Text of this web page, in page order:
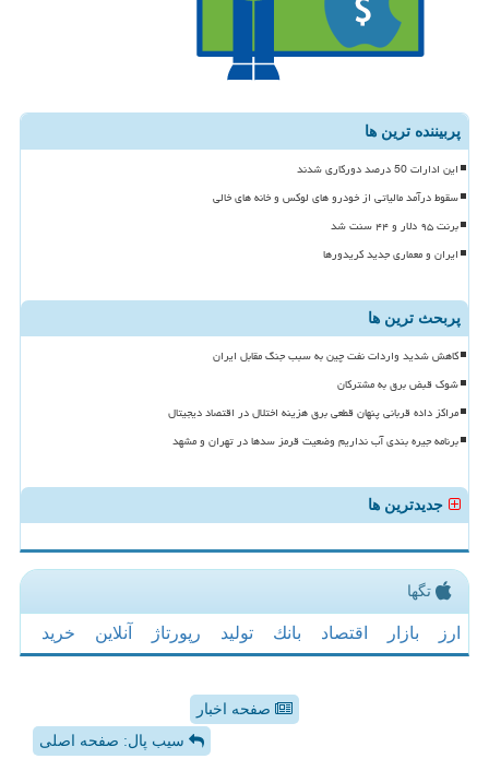
پربیننده ترین ها
این ادارات 50 درصد دورکاری شدند
سقوط درآمد مالیاتی از خودرو های لوکس و خانه های خالی
برنت ۹۵ دلار و ۴۴ سنت شد
ایران و معماری جدید کریدورها
پربحث ترین ها
کاهش شدید واردات نفت چین به سبب جنگ مقابل ایران
شوک قبض برق به مشترکان
مراکز داده قربانی پنهان قطعی برق هزینه اختلال در اقتصاد دیجیتال
برنامه جیره بندی آب نداریم وضعیت قرمز سدها در تهران و مشهد
جدیدترین ها
تگها
ارز بازار اقتصاد بانك تولید رپورتاژ آنلاین خرید
صفحه اخبار
سیب پال: صفحه اصلی